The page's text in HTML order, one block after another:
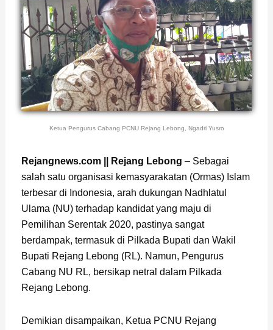
Ketua Pengurus Cabang PCNU Rejang Lebong, Ngadri Yusro
Rejangnews.com || Rejang Lebong – Sebagai
salah satu organisasi kemasyarakatan (Ormas) Islam
terbesar di Indonesia, arah dukungan Nadhlatul
Ulama (NU) terhadap kandidat yang maju di
Pemilihan Serentak 2020, pastinya sangat
berdampak, termasuk di Pilkada Bupati dan Wakil
Bupati Rejang Lebong (RL). Namun, Pengurus
Cabang NU RL, bersikap netral dalam Pilkada
Rejang Lebong.
Demikian disampaikan, Ketua PCNU Rejang
Page
, Page